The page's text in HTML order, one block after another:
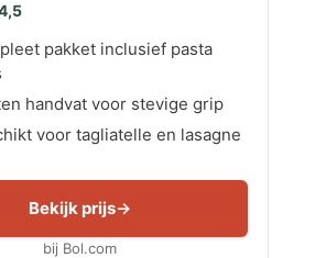
pakket inclusief pasta
handvat voor stevige grip
voor tagliatelle en lasagne
Bekijk prijs
bij Bol.com